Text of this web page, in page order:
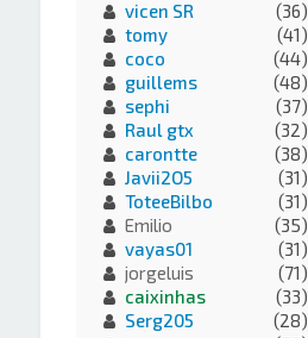
vicen SR
(36)
tomy
(41)
coco
(44)
guillems
(48)
sephi
(37)
Raul gtx
(32)
carontte
(38)
Javii2O5
(31)
ToteeBilbo
(31)
Emilio
(35)
vayas01
(31)
jorgeluis
(71)
caixinhas
(33)
Serg205
(28)